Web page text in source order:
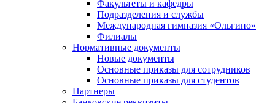
Факультеты и кафедры
Подразделения и службы
Международная гимназия «Ольгино»
Филиалы
Нормативные документы
Новые документы
Основные приказы для сотрудников
Основные приказы для студентов
Партнеры